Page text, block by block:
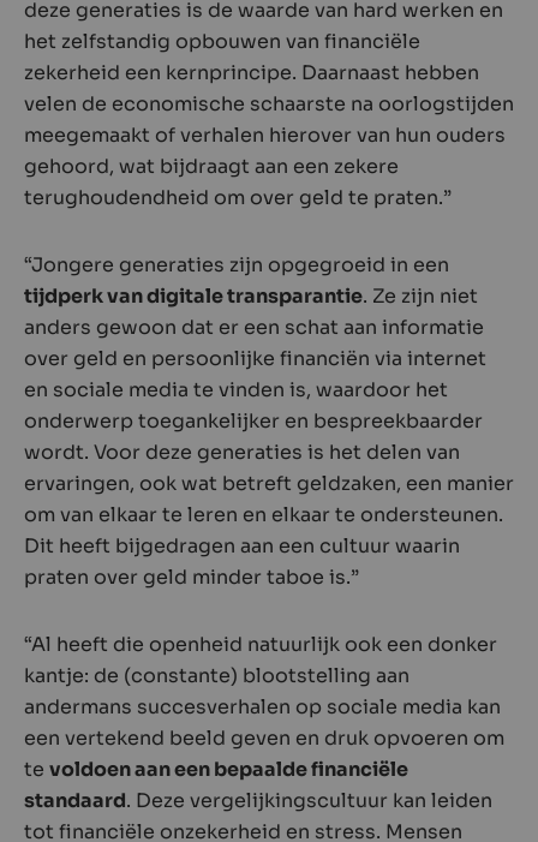
deze generaties is de waarde van hard werken en
het zelfstandig opbouwen van financiële
zekerheid een kernprincipe. Daarnaast hebben
velen de economische schaarste na oorlogstijden
meegemaakt of verhalen hierover van hun ouders
gehoord, wat bijdraagt aan een zekere
terughoudendheid om over geld te praten.”
“Jongere generaties zijn opgegroeid in een
tijdperk van digitale transparantie. Ze zijn niet
anders gewoon dat er een schat aan informatie
over geld en persoonlijke financiën via internet
en sociale media te vinden is, waardoor het
onderwerp toegankelijker en bespreekbaarder
wordt. Voor deze generaties is het delen van
ervaringen, ook wat betreft geldzaken, een manier
om van elkaar te leren en elkaar te ondersteunen.
Dit heeft bijgedragen aan een cultuur waarin
praten over geld minder taboe is.”
“Al heeft die openheid natuurlijk ook een donker
kantje: de (constante) blootstelling aan
andermans succesverhalen op sociale media kan
een vertekend beeld geven en druk opvoeren om
te voldoen aan een bepaalde financiële
standaard. Deze vergelijkingscultuur kan leiden
tot financiële onzekerheid en stress. Mensen